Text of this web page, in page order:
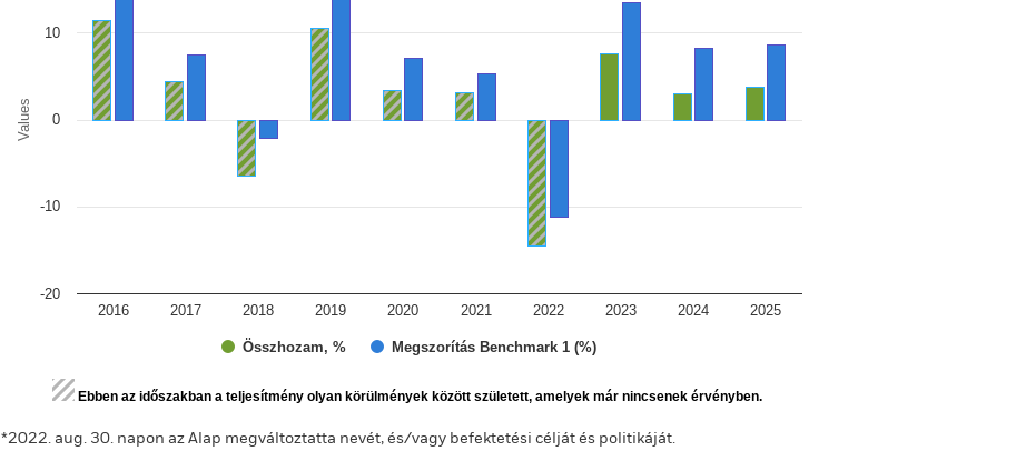
Values
Összhozam, % Megszorítás Benchmark 1 (%)
2016 2017 2018 2019 2020 2021 2022 2023 2024 2025
-20
-10
0
10
End of interactive chart.
Ebben az időszakban a teljesítmény olyan körülmények között született, amelyek már nincsenek érvényben.
*2022. aug. 30. napon az Alap megváltoztatta nevét, és/vagy befektetési célját és politikáját.